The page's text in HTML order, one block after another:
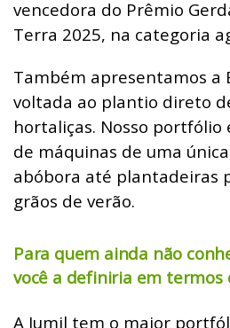
vencedora do Prêmio
Terra 2025, na categoria
Também apresentamos a
voltada ao plantio direto
hortaliças. Nosso portfólio
de máquinas de uma
abóbora até plantadeiras
grãos de verão.
Para quem ainda não
você a definiria em termos
A Jumil tem o maior